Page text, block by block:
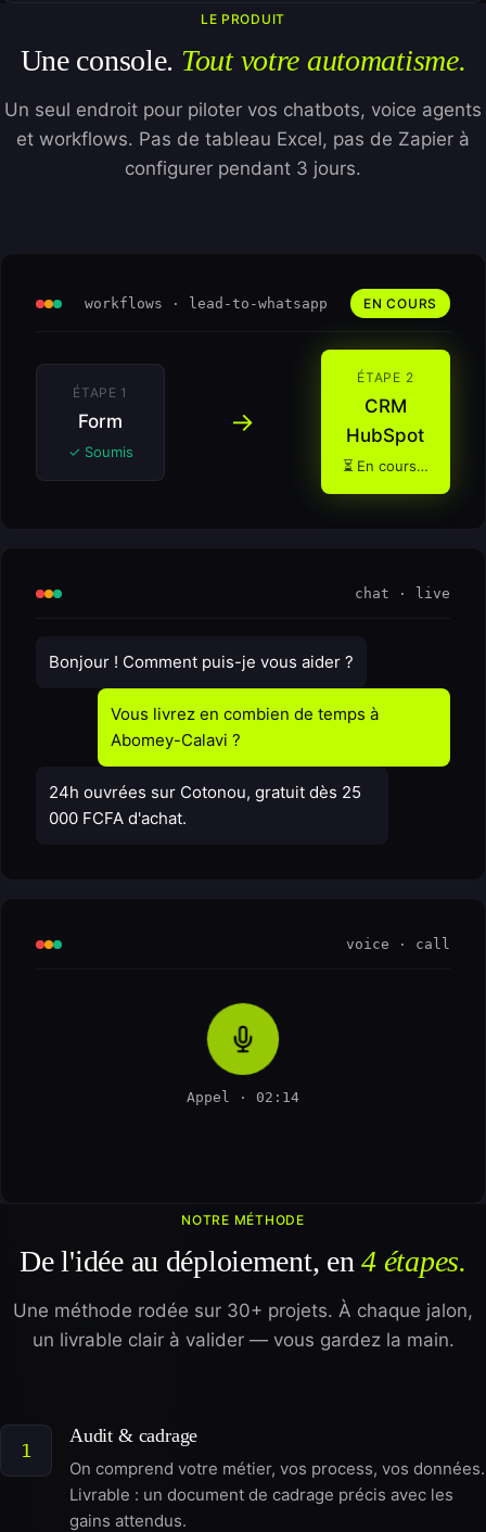
LE PRODUIT
Une console. Tout votre automatisme.
Un seul endroit pour piloter vos chatbots, voice agents
et workflows. Pas de tableau Excel, pas de Zapier à
configurer pendant 3 jours.
workflows · lead-to-whatsapp EN COURS
ÉTAPE 1
Form
✓ Soumis
→
ÉTAPE 2
CRM
HubSpot
⏳ En cours…
chat · live
Bonjour ! Comment puis-je vous aider ?
Vous livrez en combien de temps à
Abomey-Calavi ?
24h ouvrées sur Cotonou, gratuit dès 25
000 FCFA d'achat.
voice · call
Appel · 02:14
NOTRE MÉTHODE
De l'idée au déploiement, en4 étapes.
Une méthode rodée sur 30+ projets. À chaque jalon,
un livrable clair à valider — vous gardez la main.
1
Audit & cadrage
On comprend votre métier, vos process, vos données.
Livrable : un document de cadrage précis avec les
gains attendus.